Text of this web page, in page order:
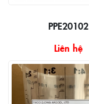
PPE20102
Liên hệ